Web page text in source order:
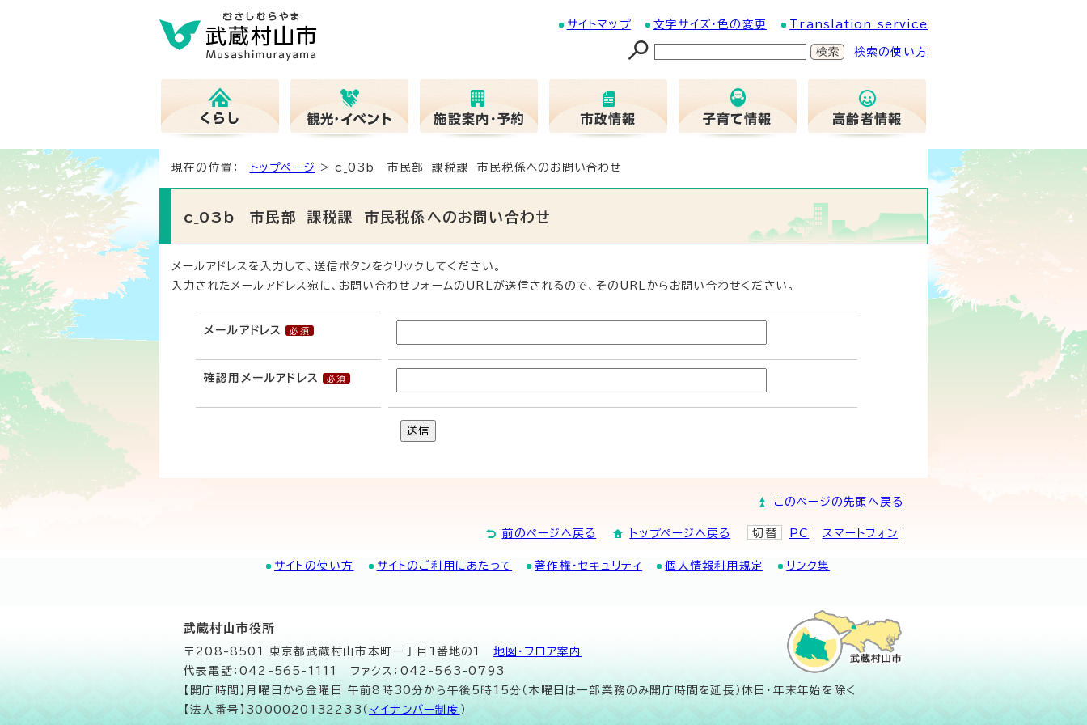
サイトマップ 文字サイズ・色の変更 Translation service
検索の使い方
現在の位置： トップページ > c_03b 市民部 課税課 市民税係へのお問い合わせ
c_03b 市民部 課税課 市民税係へのお問い合わせ
メールアドレスを入力して、送信ボタンをクリックしてください。
入力されたメールアドレス宛に、お問い合わせフォームのURLが送信されるので、そのURLからお問い合わせください。
メールアドレス
確認用メールアドレス
送信
このページの先頭へ戻る
前のページへ戻る トップページへ戻る 切替 PC スマートフォン
サイトの使い方 サイトのご利用にあたって 著作権・セキュリティ 個人情報利用規定 リンク集
武蔵村山市役所
〒208-8501 東京都武蔵村山市本町一丁目1番地の1 地図･フロア案内
代表電話：042-565-1111 ファクス：042-563-0793
【開庁時間】月曜日から金曜日 午前8時30分から午後5時15分（木曜日は一部業務のみ開庁時間を延長）休日・年末年始を除く
【法人番号】3000020132233（ マイナンバー制度 ）